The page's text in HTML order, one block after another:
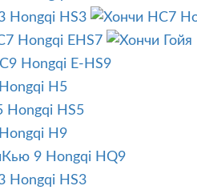
Hongqi HS3
Hongqi EHS7
Hongqi E-HS9
Hongqi H5
Hongqi HS5
Hongqi H9
Hongqi HQ9
Hongqi HS3